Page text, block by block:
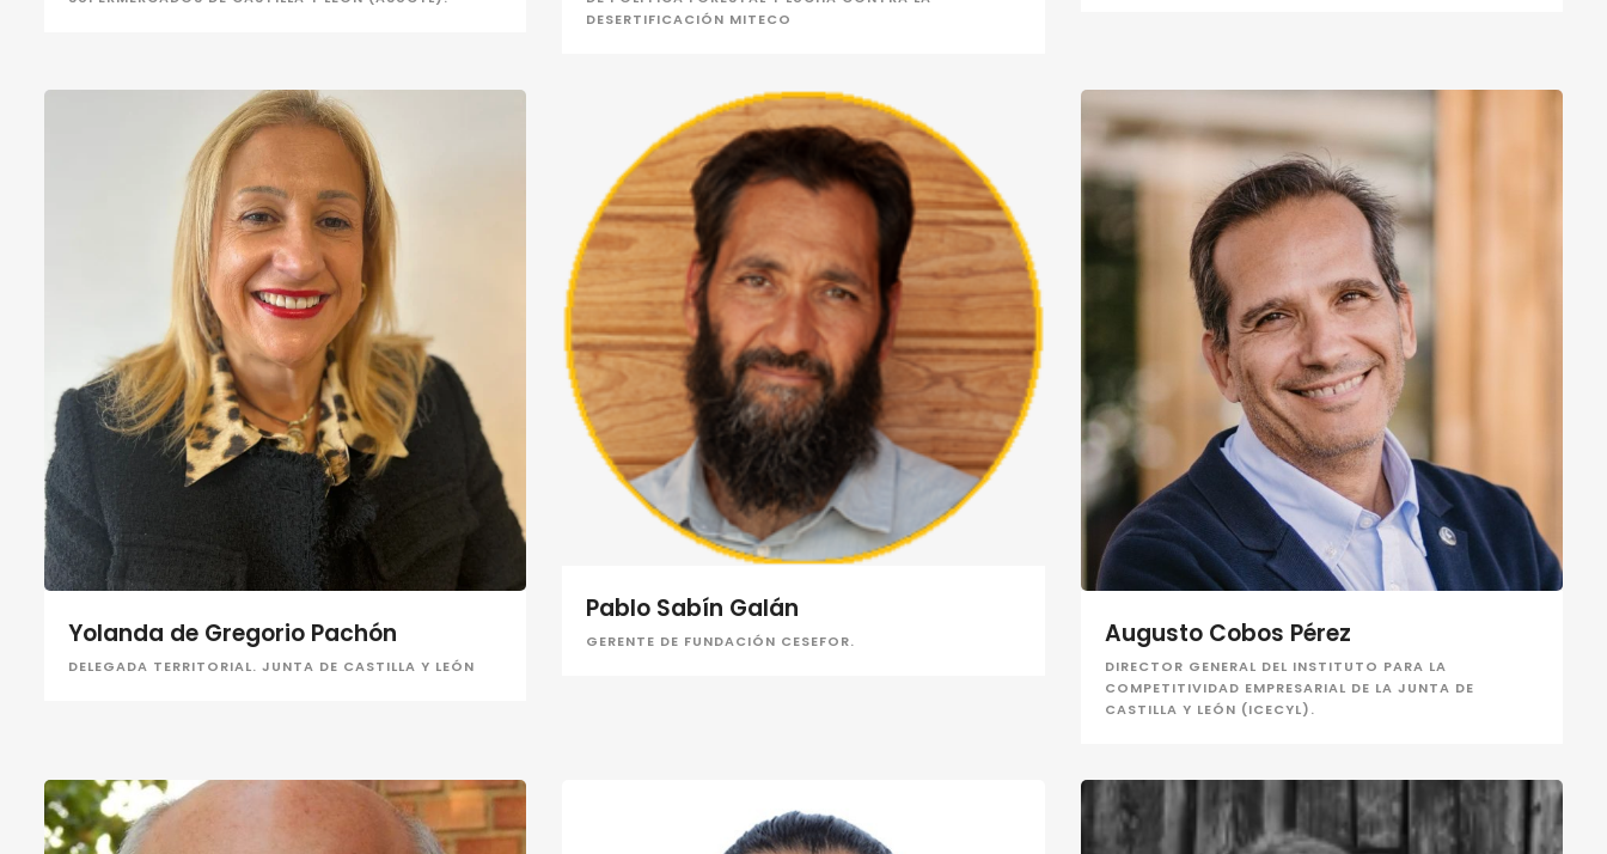
DESERTIFICACIÓN MITECO
Yolanda de Gregorio Pachón
DELEGADA TERRITORIAL. JUNTA DE CASTILLA Y LEÓN
Pablo Sabín Galán
GERENTE DE FUNDACIÓN CESEFOR. Augusto Cobos Pérez
DIRECTOR GENERAL DEL INSTITUTO PARA LA
COMPETITIVIDAD EMPRESARIAL DE LA JUNTA DE
CASTILLA Y LEÓN (ICECYL).